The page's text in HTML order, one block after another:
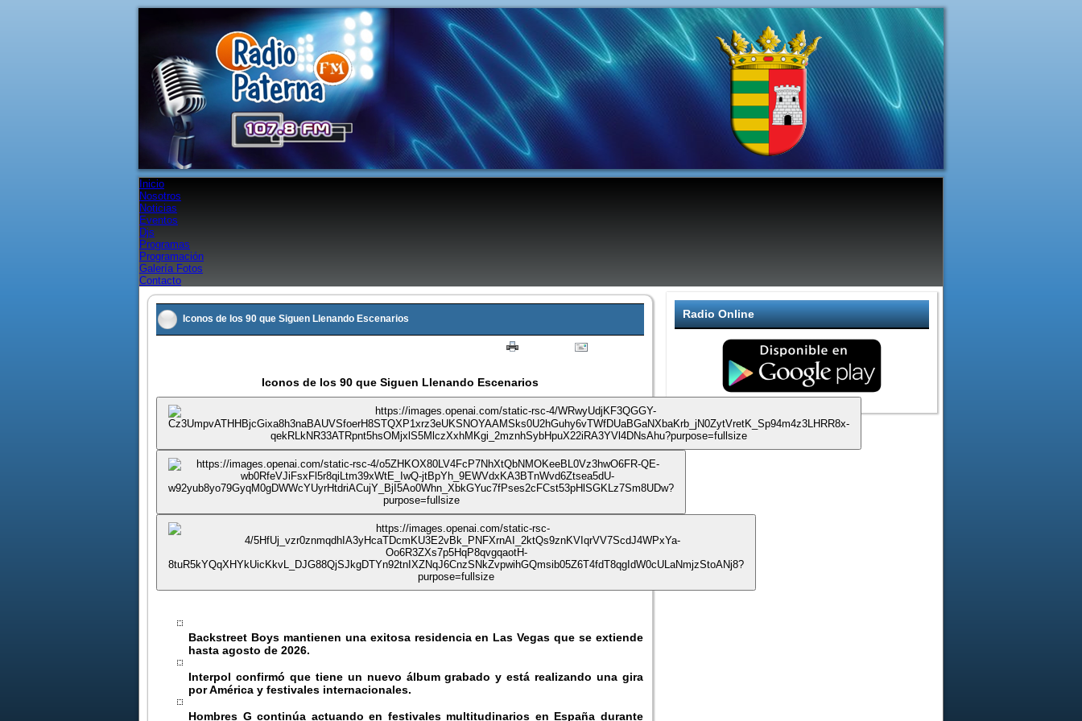
Inicio
Nosotros
Noticias
Eventos
Djs
Programas
Programación
Galería Fotos
Contacto
Iconos de los 90 que Siguen Llenando Escenarios
Iconos de los 90 que Siguen Llenando Escenarios
Backstreet Boysmantienen una exitosa residencia en Las Vegas que se extiende
hasta agosto de 2026.
Interpol confirmó que tiene un nuevo álbum grabado y está realizando una gira
por América y festivales internacionales.
Hombres G continúa actuando en festivales multitudinarios en España durante
Radio Online